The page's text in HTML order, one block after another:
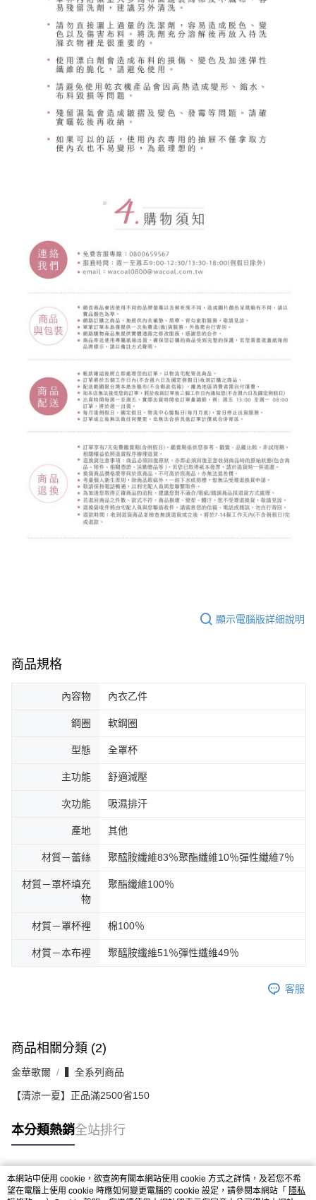
顯示電腦版詳細說明
商品規格
內容物 內衣乙件
鋼圈 軟鋼圈
型態 全罩杯
主功能 舒適減壓
次功能 吸濕排汗
產地 其他
材質－蕾絲 聚醯胺纖維83％聚酯纖維10％彈性纖維7％
材質－罩杯填充
物
聚酯纖維100％
材質－罩杯裡 棉100％
材質－本布裡 聚醯胺纖維51％彈性纖維49％
客服
商品相關分類 (2)
金華歌爾 ▍全系列商品
【清涼一夏】正品滿2500省150
本分類熱銷全站排行
熱門標籤
本網站中使用 cookie，欲查詢有關本網站使用 cookie 方式之詳情，及若您不希
望在電腦上使用 cookie 時應如何變更電腦的 cookie 設定，請參閱本網站「 隱私